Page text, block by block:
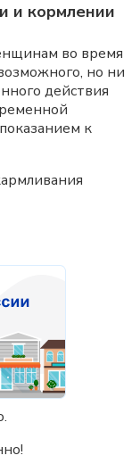
и кормлении
во время
но ни
действия
к